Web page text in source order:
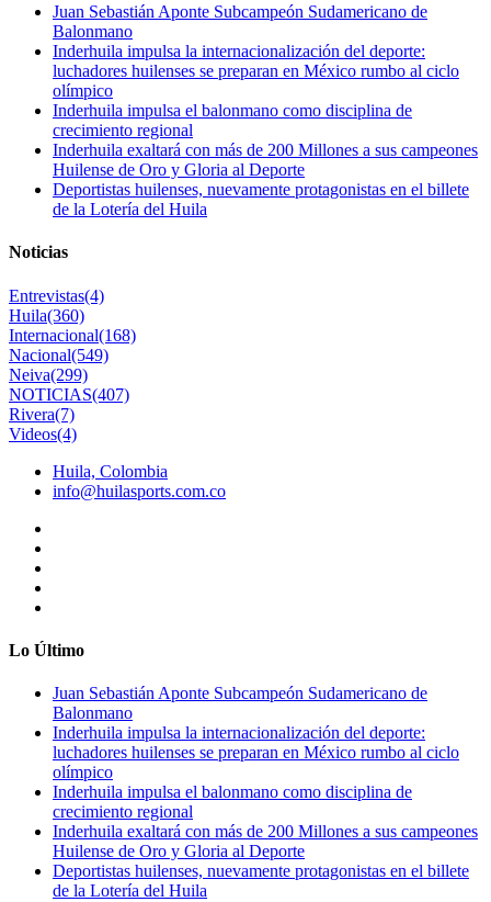
Juan Sebastián Aponte Subcampeón Sudamericano de
Balonmano
Inderhuila impulsa la internacionalización del deporte:
luchadores huilenses se preparan en México rumbo al ciclo
olímpico
Inderhuila impulsa el balonmano como disciplina de
crecimiento regional
Inderhuila exaltará con más de 200 Millones a sus campeones
Huilense de Oro y Gloria al Deporte
Deportistas huilenses, nuevamente protagonistas en el billete
de la Lotería del Huila
Noticias
Entrevistas(4)
Huila(360)
Internacional(168)
Nacional(549)
Neiva(299)
NOTICIAS(407)
Rivera(7)
Videos(4)
Huila, Colombia
info@huilasports.com.co
Lo Último
Juan Sebastián Aponte Subcampeón Sudamericano de
Balonmano
Inderhuila impulsa la internacionalización del deporte:
luchadores huilenses se preparan en México rumbo al ciclo
olímpico
Inderhuila impulsa el balonmano como disciplina de
crecimiento regional
Inderhuila exaltará con más de 200 Millones a sus campeones
Huilense de Oro y Gloria al Deporte
Deportistas huilenses, nuevamente protagonistas en el billete
de la Lotería del Huila